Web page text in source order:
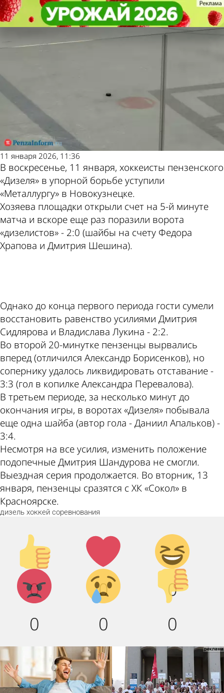
Пензенский «Дизель» уступил
«Металлургу» в упорной борьбе
Спорт
11 января 2026, 11:36
В воскресенье, 11 января, хоккеисты пензенского
«Дизеля» в упорной борьбе уступили
«Металлургу» в Новокузнецке.
Хозяева площадки открыли счет на 5-й минуте
матча и вскоре еще раз поразили ворота
«дизелистов» - 2:0 (шайбы на счету Федора
Храпова и Дмитрия Шешина).
Однако до конца первого периода гости сумели
восстановить равенство усилиями Дмитрия
Сидлярова и Владислава Лукина - 2:2.
Во второй 20-минутке пензенцы вырвались
вперед (отличился Александр Борисенков), но
сопернику удалось ликвидировать отставание -
3:3 (гол в копилке Александра Перевалова).
В третьем периоде, за несколько минут до
окончания игры, в воротах «Дизеля» побывала
еще одна шайба (автор гола - Даниил Апальков) -
3:4.
Несмотря на все усилия, изменить положение
подопечные Дмитрия Шандурова не смогли.
Выездная серия продолжается. Во вторник, 13
января, пензенцы сразятся с ХК «Сокол» в
Красноярске.
дизель хоккей соревнования
Палец
вверх!
0
Лайк!
0
Дикий
смех!
0
Агрессия!
0
Грусть :
(
0
Палец
вниз!
0
Пензенский «Дизель» уступил
«Металлургу» в упорной борьбе
Спорт
Другие новости по
теме
Погода и курсы
валют в Пензе